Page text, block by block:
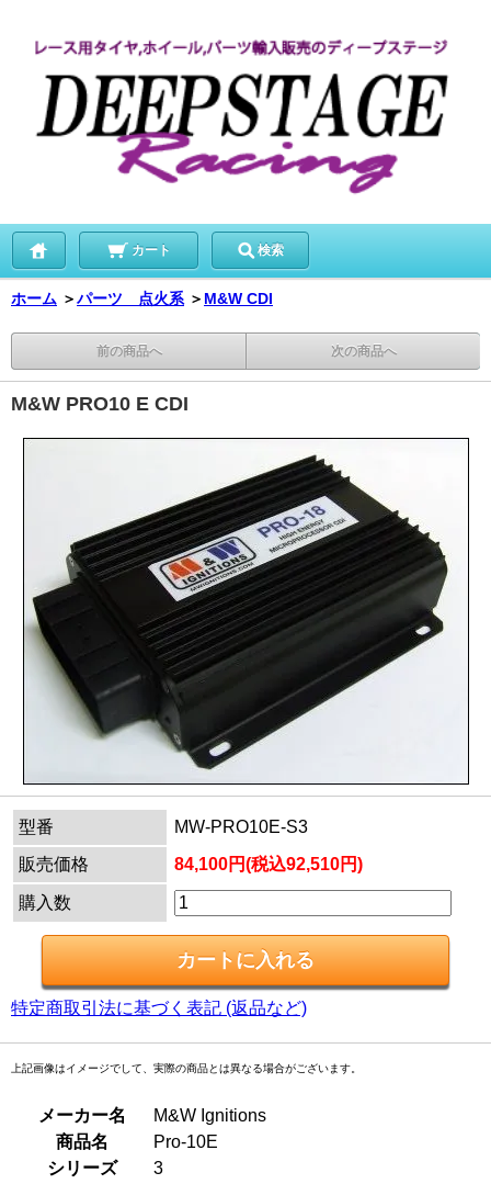
カート 検索
ホーム ＞パーツ 点火系 ＞ M&W CDI
前の商品へ 次の商品へ
M&W PRO10 E CDI
型番
MW-PRO10E-S3
販売価格
84,100円(税込92,510円)
購入数
特定商取引法に基づく表記 (返品など)
上記画像はイメージでして、実際の商品とは異なる場合がございます。
メーカー名
M&W Ignitions
商品名
Pro-10E
シリーズ
3